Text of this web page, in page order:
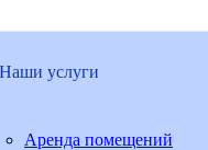
Наши услуги
Аренда помещений